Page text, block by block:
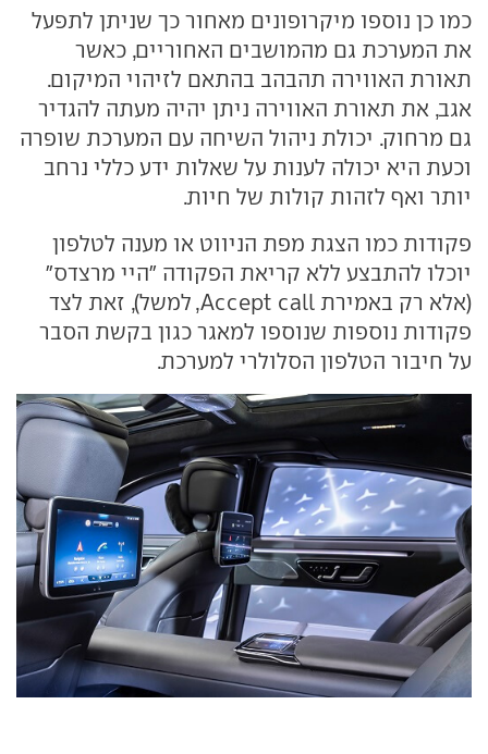
כמו כן נוספו מיקרופונים מאחור כך שניתן לתפעל
את המערכת גם מהמושבים האחוריים, כאשר
תאורת האווירה תהבהב בהתאם לזיהוי המיקום.
אגב, את תאורת האווירה ניתן יהיה מעתה להגדיר
גם מרחוק. יכולת ניהול השיחה עם המערכת שופרה
וכעת היא יכולה לענות על שאלות ידע כללי נרחב
יותר ואף לזהות קולות של חיות.
פקודות כמו הצגת מפת הניווט או מענה לטלפון
יוכלו להתבצע ללא קריאת הפקודה "היי מרצדס"
(אלא רק באמירת Accept call, למשל), זאת לצד
פקודות נוספות שנוספו למאגר כגון בקשת הסבר
על חיבור הטלפון הסלולרי למערכת.